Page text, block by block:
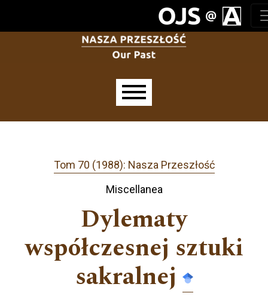
Tom 70 (1988): Nasza Przeszłość
Miscellanea
Dylematy
współczesnej sztuki
sakralnej